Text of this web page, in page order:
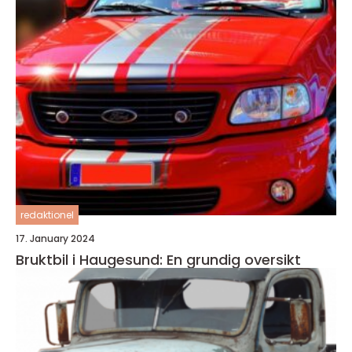
redaktionel
17. January 2024
Bruktbil i Haugesund: En grundig oversikt